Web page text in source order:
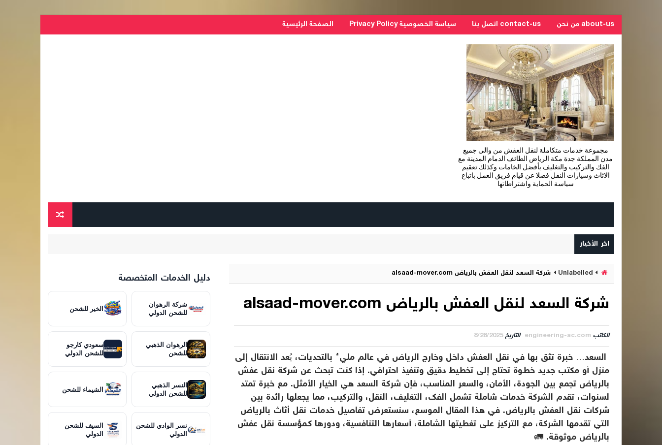
about-us من نحن contact-us اتصل بنا سياسة الخصوصية Privacy Policy الصفحة الرئيسية
مجموعة خدمات متكاملة لنقل العفش من والى جميع
مدن المملكة جدة مكة الرياض الطائف الدمام المدينة مع
الفك والتركيب والتغليف بأفضل الخامات وكذلك تعقيم
الاثاث وسيارات النقل فضلا عن قيام فريق العمل باتباع
سياسة الحماية واشتراطاتها
اخر الأخبار
شركة السعد لنقل العفش بالرياض alsaad-mover.com
شركة السعد لنقل العفش بالرياض alsaad-mover.com
الكاتب engineering-ac.com التاريخ 8/28/2025
السعد… خبرة تثق بها في نقل العفش داخل وخارج الرياض في عالم مليء بالتحديات، يُعد الانتقال إلى
منزل أو مكتب جديد خطوة تحتاج إلى تخطيط دقيق وتنفيذ احترافي. إذا كنت تبحث عن شركة نقل عفش
بالرياض تجمع بين الجودة، الأمان، والسعر المناسب، فإن شركة السعد هي الخيار الأمثل. مع خبرة تمتد
لسنوات، تقدم الشركة خدمات شاملة تشمل الفك، التغليف، النقل، والتركيب، مما يجعلها رائدة بين
شركات نقل العفش بالرياض. في هذا المقال الموسع، سنستعرض تفاصيل خدمات نقل أثاث بالرياض
التي تقدمها الشركة، مع التركيز على تغطيتها الشاملة، أسعارها التنافسية، ودورها كـمؤسسة نقل عفش
بالرياض موثوقة. 🚛
دليل الخدمات المتخصصة
شركة الرهوان
للشحن الدولي
الخير للشحن
الرهوان الذهبي
للشحن
سعودي كارجو
للشحن الدولي
النسر الذهبي
للشحن الدولي
الشيماء للشحن
نسر الوادي للشحن
الدولي
السيف للشحن
الدولي